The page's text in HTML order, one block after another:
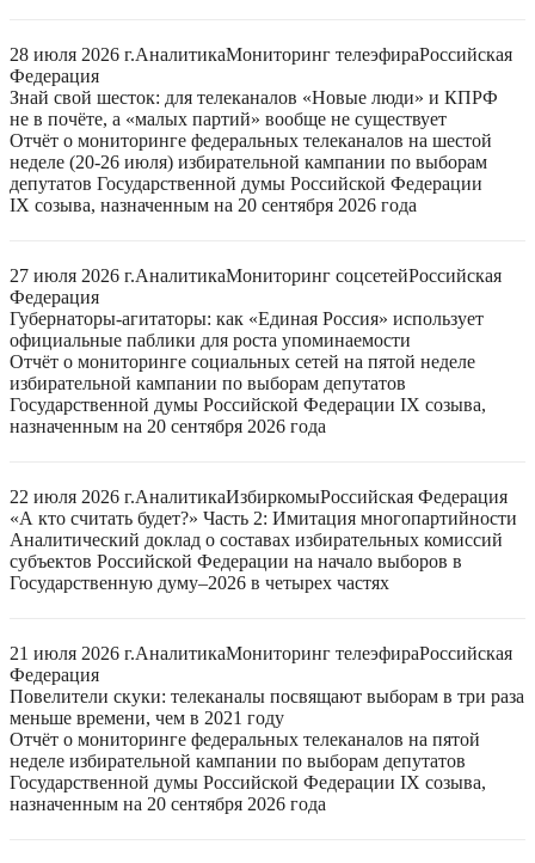
28 июля 2026 г.АналитикаМониторинг телеэфираРоссийская
Федерация
Знай свой шесток: для телеканалов «Новые люди» и КПРФ
не в почёте, а «малых партий» вообще не существует
Отчёт о мониторинге федеральных телеканалов на шестой
неделе (20-26 июля) избирательной кампании по выборам
депутатов Государственной думы Российской Федерации
IX созыва, назначенным на 20 сентября 2026 года
27 июля 2026 г.АналитикаМониторинг соцсетейРоссийская
Федерация
Губернаторы-агитаторы: как «Единая Россия» использует
официальные паблики для роста упоминаемости
Отчёт о мониторинге социальных сетей на пятой неделе
избирательной кампании по выборам депутатов
Государственной думы Российской Федерации IX созыва,
назначенным на 20 сентября 2026 года
22 июля 2026 г.АналитикаИзбиркомыРоссийская Федерация
«А кто считать будет?» Часть 2: Имитация многопартийности
Аналитический доклад о составах избирательных комиссий
субъектов Российской Федерации на начало выборов в
Государственную думу–2026 в четырех частях
21 июля 2026 г.АналитикаМониторинг телеэфираРоссийская
Федерация
Повелители скуки: телеканалы посвящают выборам в три раза
меньше времени, чем в 2021 году
Отчёт о мониторинге федеральных телеканалов на пятой
неделе избирательной кампании по выборам депутатов
Государственной думы Российской Федерации IX созыва,
назначенным на 20 сентября 2026 года